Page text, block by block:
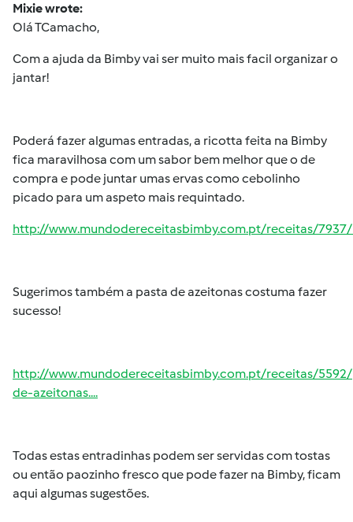
Mixie wrote:
Olá TCamacho,
Com a ajuda da Bimby vai ser muito mais facil organizar o
jantar!
Poderá fazer algumas entradas, a ricotta feita na Bimby
fica maravilhosa com um sabor bem melhor que o de
compra e pode juntar umas ervas como cebolinho
picado para um aspeto mais requintado.
http://www.mundodereceitasbimby.com.pt/receitas/
Sugerimos também a pasta de azeitonas costuma fazer
sucesso!
http://www.mundodereceitasbimby.com.pt/receitas/
de-azeitonas....
Todas estas entradinhas podem ser servidas com tostas
ou então paozinho fresco que pode fazer na Bimby, ficam
aqui algumas sugestões.